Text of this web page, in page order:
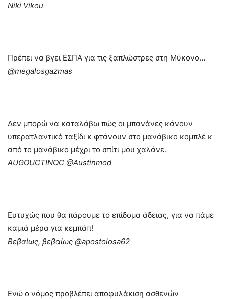
Niki Vikou
Πρέπει να βγει ΕΣΠΑ για τις ξαπλώστρες στη Μύκονο…
@megalosgazmas
Δεν μπορώ να καταλάβω πώς οι μπανάνες κάνουν
υπερατλαντικό ταξίδι κ φτάνουν στο μανάβικο κομπλέ κ
από το μανάβικο μέχρι το σπίτι μου χαλάνε.
AUGOUCTINOC ‏@Austinmod
Ευτυχώς που θα πάρουμε το επίδομα άδειας, για να πάμε
καμιά μέρα για κεμπάπ!
Βεβαίως, βεβαίως ‏@apostolosa62
Ενώ ο νόμος προβλέπει αποφυλάκιση ασθενών